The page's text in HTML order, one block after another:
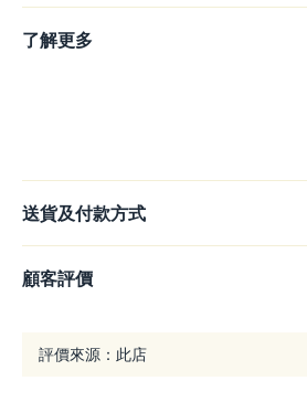
了解更多
送貨及付款方式
顧客評價